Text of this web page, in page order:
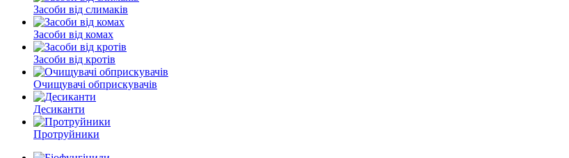
Засоби від слимаків
Засоби від комах
Засоби від кротів
Очищувачі обприскувачів
Десиканти
Протруйники